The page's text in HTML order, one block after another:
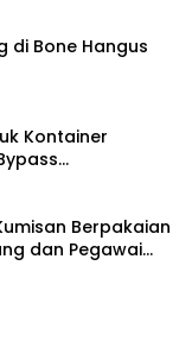
di Bone Hangus
Kontainer
Berpakaian
dan Pegawai
Sentuh Atm